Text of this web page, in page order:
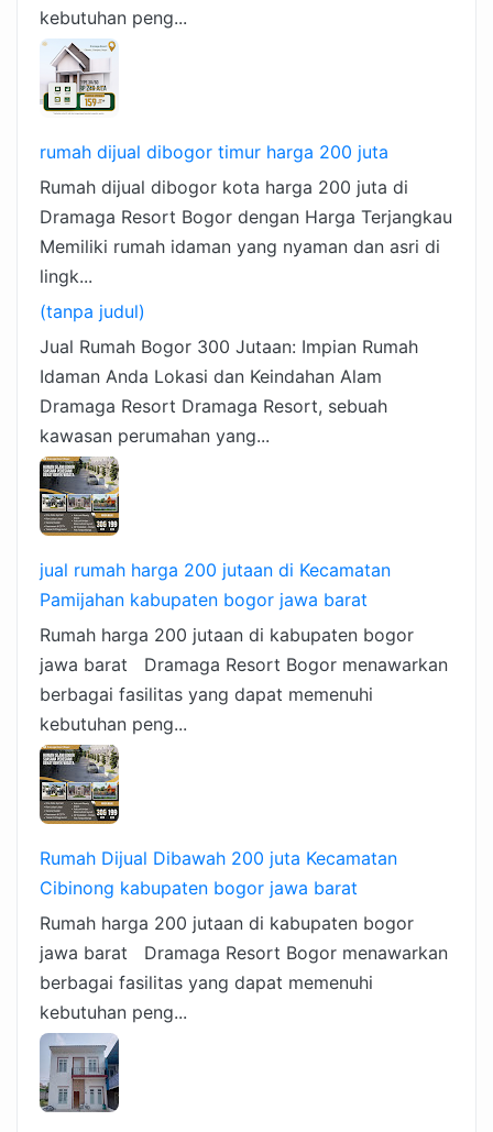
kebutuhan peng...
rumah dijual dibogor timur harga 200 juta
Rumah dijual dibogor kota harga 200 juta di
Dramaga Resort Bogor dengan Harga Terjangkau
Memiliki rumah idaman yang nyaman dan asri di
lingk...
(tanpa judul)
Jual Rumah Bogor 300 Jutaan: Impian Rumah
Idaman Anda Lokasi dan Keindahan Alam
Dramaga Resort Dramaga Resort, sebuah
kawasan perumahan yang...
jual rumah harga 200 jutaan di Kecamatan
Pamijahan kabupaten bogor jawa barat
Rumah harga 200 jutaan di kabupaten bogor
jawa barat Dramaga Resort Bogor menawarkan
berbagai fasilitas yang dapat memenuhi
kebutuhan peng...
Rumah Dijual Dibawah 200 juta Kecamatan
Cibinong kabupaten bogor jawa barat
Rumah harga 200 jutaan di kabupaten bogor
jawa barat Dramaga Resort Bogor menawarkan
berbagai fasilitas yang dapat memenuhi
kebutuhan peng...